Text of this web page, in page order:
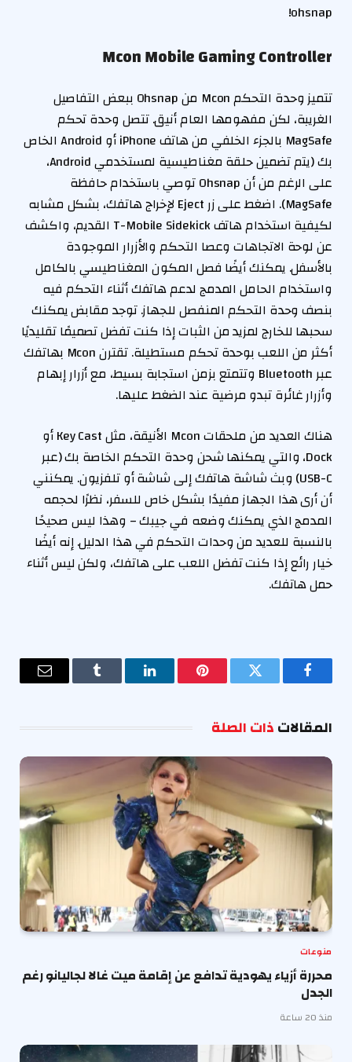
ohsnap!
Mcon Mobile Gaming Controller
تتميز وحدة التحكم Mcon من Ohsnap ببعض التفاصيل
الغريبة، لكن مفهومها العام أنيق. تتصل وحدة تحكم
MagSafe بالجزء الخلفي من هاتف iPhone أو Android الخاص
بك (يتم تضمين حلقة مغناطيسية لمستخدمي Android،
على الرغم من أن Ohsnap توصي باستخدام حافظة
MagSafe). اضغط على زر Eject لإخراج هاتفك، بشكل مشابه
لكيفية استخدام هاتف T-Mobile Sidekick القديم، واكشف
عن لوحة الاتجاهات وعصا التحكم والأزرار الموجودة
بالأسفل. يمكنك أيضًا فصل المكون المغناطيسي بالكامل
واستخدام الحامل المدمج لدعم هاتفك أثناء التحكم فيه
بنصف وحدة التحكم المنفصل للجهاز. توجد مقابض يمكنك
سحبها للخارج لمزيد من الثبات إذا كنت تفضل تصميمًا تقليديًا
أكثر من اللعب بوحدة تحكم مستطيلة. تقترن Mcon بهاتفك
عبر Bluetooth وتتمتع بزمن استجابة بسيط، مع أزرار إبهام
وأزرار غائرة تبدو مرضية عند الضغط عليها.
هناك العديد من ملحقات Mcon الأنيقة، مثل Key Cast أو
Dock، والتي يمكنها شحن وحدة التحكم الخاصة بك (عبر
USB-C) وبث شاشة هاتفك إلى شاشة أو تلفزيون. يمكنني
أن أرى هذا الجهاز مفيدًا بشكل خاص للسفر، نظرًا لحجمه
المدمج الذي يمكنك وضعه في جيبك – وهذا ليس صحيحًا
بالنسبة للعديد من وحدات التحكم في هذا الدليل. إنه أيضًا
خيار رائع إذا كنت تفضل اللعب على هاتفك، ولكن ليس أثناء
حمل هاتفك.
فيسبوك تويتر بينتيريستلينكدإن Tumblr
البريد
المقالاتذات الصلة
منوعات
محررة أزياء يهودية تدافع عن إقامة ميت غالا لجاليانو رغم
الجدل
منذ 20 ساعة